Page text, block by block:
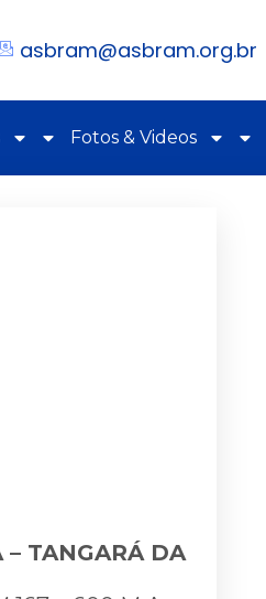
asbram@asbram.org.br
Fotos & Videos
– TANGARÁ DA